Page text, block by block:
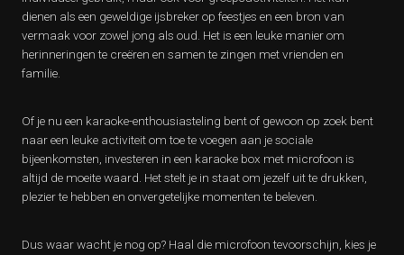
dienen als een geweldige ijsbreker op feestjes en een bron van
vermaak voor zowel jong als oud. Het is een leuke manier om
herinneringen te creëren en samen te zingen met vrienden en
familie.
Of je nu een karaoke-enthousiasteling bent of gewoon op zoek bent
naar een leuke activiteit om toe te voegen aan je sociale
bijeenkomsten, investeren in een karaoke box met microfoon is
altijd de moeite waard. Het stelt je in staat om jezelf uit te drukken,
plezier te hebben en onvergetelijke momenten te beleven.
Dus waar wacht je nog op? Haal die microfoon tevoorschijn, kies je